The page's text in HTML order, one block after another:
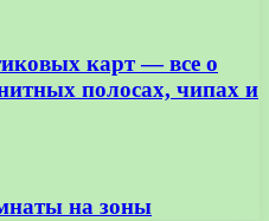
карт — все о
полосах, чипах и
на зоны